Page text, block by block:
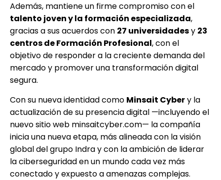
Además, mantiene un firme compromiso con el
talento joven y la formación especializada,
gracias a sus acuerdos con 27 universidadesy 23
centros de Formación Profesional, con el
objetivo de responder a la creciente demanda del
mercado y promover una transformación digital
segura.
Con su nueva identidad como Minsait Cybery la
actualización de su presencia digital —incluyendo el
nuevo sitio web minsaitcyber.com— la compañía
inicia una nueva etapa, más alineada con la visión
global del grupo Indra y con la ambición de liderar
la ciberseguridad en un mundo cada vez más
conectado y expuesto a amenazas complejas.